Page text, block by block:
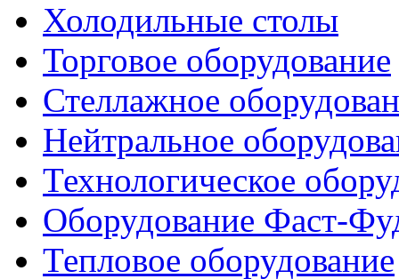
Холодильные столы
Торговое оборудование
Стеллажное
Нейтральное
Технологическое
Оборудование Фаст-
Тепловое оборудование